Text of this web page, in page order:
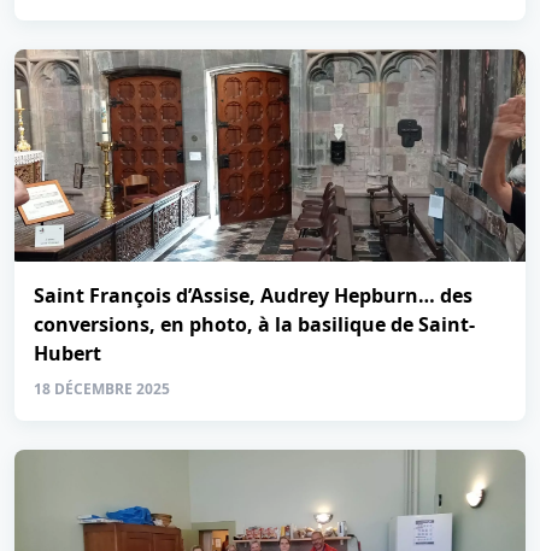
Saint François d’Assise, Audrey Hepburn… des
conversions, en photo, à la basilique de Saint-
Hubert
18 DÉCEMBRE 2025